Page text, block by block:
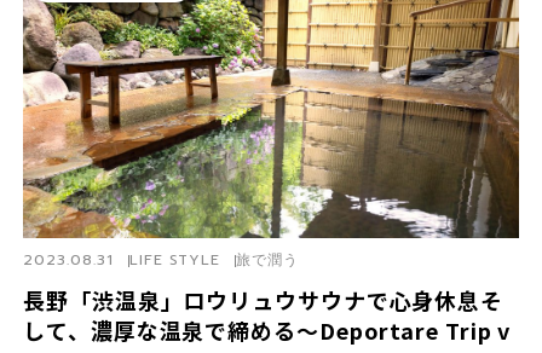
長野「渋温泉」ロウリュウサウナで心身休息そ
して、濃厚な温泉で締める～Deportare Trip v
2023.08.31 LIFE STYLE 旅で潤う